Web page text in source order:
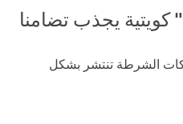
كويتية يجذب تضامنا
الشرطة تنتشر بشكل